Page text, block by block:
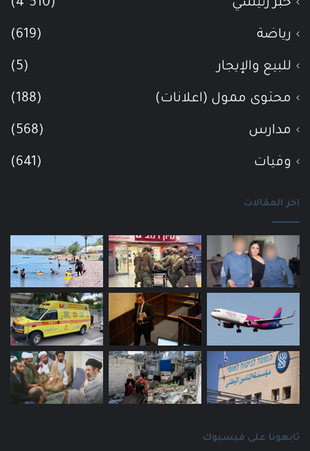
خبر رئيسي (4٬510)
رياضة (619)
للبيع والإيجار (5)
محتوى ممول (اعلانات) (188)
مدارس (568)
وفيات (641)
اخر المقالات
تابعونا على فيسبوك